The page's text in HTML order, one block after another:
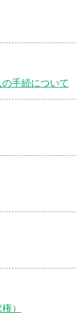
手続について
）